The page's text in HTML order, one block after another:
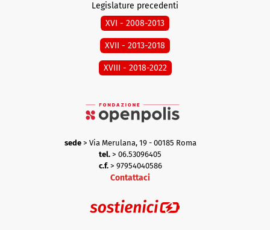
Legislature precedenti
XVI - 2008-2013
XVII - 2013-2018
XVIII - 2018-2022
sede> Via Merulana, 19 - 00185 Roma
tel. > 06.53096405
c.f.> 97954040586
Contattaci